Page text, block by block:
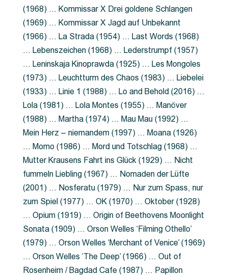
(1968) … Kommissar X Drei goldene Schlangen
(1969) … Kommissar X Jagd auf Unbekannt
(1966) … La Strada (1954) … Last Words (1968)
… Lebenszeichen (1968) … Lederstrumpf (1957)
… Leninskaja Kinoprawda (1925) … Les Mongoles
(1973) … Leuchtturm des Chaos (1983) … Liebelei
(1933) … Linie 1 (1988) … Lo and Behold (2016) …
Lola (1981) … Lola Montes (1955) … Manöver
(1988) … Martha (1974) … Mau Mau (1992) …
Mein Herz – niemandem (1997) … Moana (1926)
… Momo (1986) … Mord und Totschlag (1968) …
Mutter Krausens Fahrt ins Glück (1929) … Nicht
fummeln Liebling (1967) … Nomaden der Lüfte
(2001) … Nosferatu (1979) … Nur zum Spass, nur
zum Spiel (1977) … OK (1970) … Oktober (1928)
… Opium (1919) … Origin of Beethovens Moonlight
Sonata (1909) … Orson Welles ‘Filming Othello’
(1979) … Orson Welles ‘Merchant of Venice’ (1969)
… Orson Welles ‘The Deep’ (1966) … Out of
Rosenheim / Bagdad Cafe (1987) … Papillon